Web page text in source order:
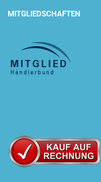
MITGLIEDSCHAFTEN